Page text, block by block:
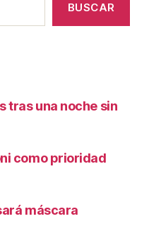
BUSCAR
tras una noche sin
como prioridad
máscara